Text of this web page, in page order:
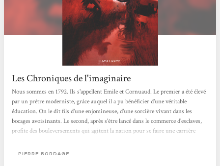
Les Chroniques de l'imaginaire
Nous sommes en 1792. Ils s'appellent Emile et Cornuaud. Le premier a été élevé
par un prêtre moderniste, grâce auquel il a pu bénéficier d'une véritable
éducation. On le dit fils d'une enjomineuse, d'une sorcière vivant dans les
bocages avoisinants. Le second, après s'être lancé dans le commerce d'esclaves,
profite des bouleversements qui agitent la nation pour se faire une carrière
destin commun... Dans les années qui suivirent la prise de la bastille, la crise
PIERRE BORDAGE